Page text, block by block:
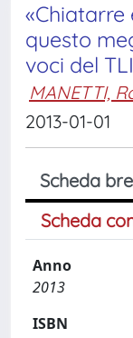
«Chiatarre
questo
voci del
MANETTI,
2013-01-01
Scheda
Scheda
Anno
2013
ISBN